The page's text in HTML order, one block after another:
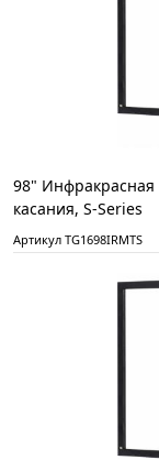
98" Инфракрасная
касания, S-Series
Артикул TG1698IRMTS